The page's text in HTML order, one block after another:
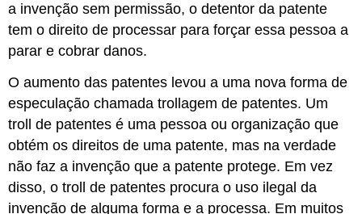
a invenção sem permissão, o detentor da patente
tem o direito de processar para forçar essa pessoa a
parar e cobrar danos.
O aumento das patentes levou a uma nova forma de
especulação chamada trollagem de patentes. Um
troll de patentes é uma pessoa ou organização que
obtém os direitos de uma patente, mas na verdade
não faz a invenção que a patente protege. Em vez
disso, o troll de patentes procura o uso ilegal da
invenção de alguma forma e a processa. Em muitos